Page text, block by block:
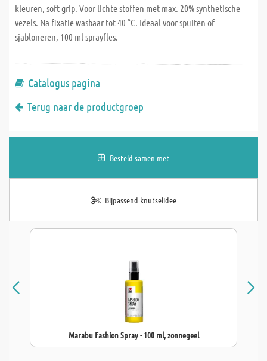
kleuren, soft grip. Voor lichte stoffen met max. 20% synthetische
vezels. Na fixatie wasbaar tot 40 °C. Ideaal voor spuiten of
sjabloneren, 100 ml sprayfles.
Catalogus pagina
Terug naar de productgroep
Besteld samen met
Bijpassend knutselidee
Marabu Fashion Spray - 100 ml, zonnegeel